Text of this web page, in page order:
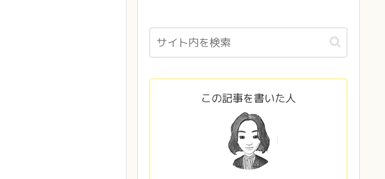
この記事を書いた人